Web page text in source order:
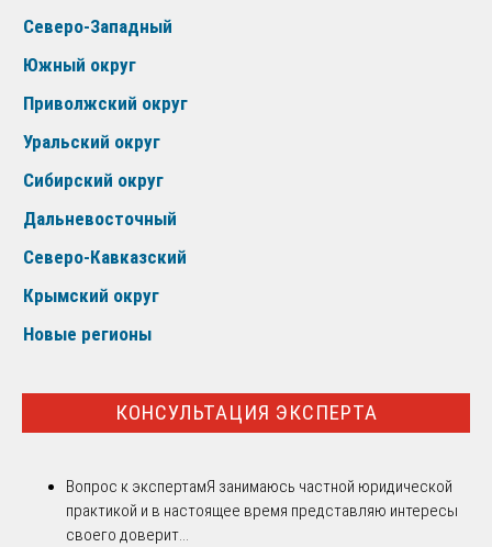
Северо-Западный
Южный округ
Приволжский округ
Уральский округ
Сибирский округ
Дальневосточный
Северо-Кавказский
Крымский округ
Новые регионы
КОНСУЛЬТАЦИЯ ЭКСПЕРТА
Вопрос к экспертамЯ занимаюсь частной юридической
практикой и в настоящее время представляю интересы
своего доверит...